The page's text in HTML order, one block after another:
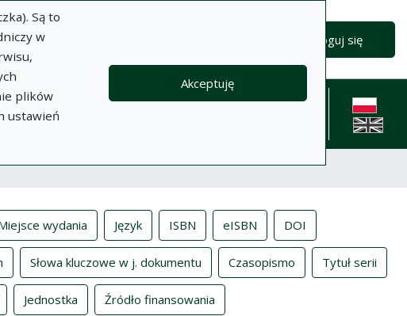
Są to
w
plików
ustawień
Akceptuję
Zaloguj się
Informacje Pomoc
Polityka
Kontakt
English
wydania Język ISBN eISBN DOI
Słowa kluczowe w j. dokumentu Czasopismo Tytuł serii
Jednostka Źródło finansowania